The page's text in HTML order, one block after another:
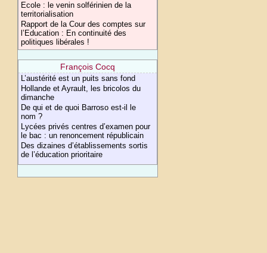
Ecole : le venin solférinien de la
territorialisation
Rapport de la Cour des comptes sur
l’Education : En continuité des
politiques libérales !
François Cocq
L’austérité est un puits sans fond
Hollande et Ayrault, les bricolos du
dimanche
De qui et de quoi Barroso est-il le
nom ?
Lycées privés centres d’examen pour
le bac : un renoncement républicain
Des dizaines d’établissements sortis
de l’éducation prioritaire